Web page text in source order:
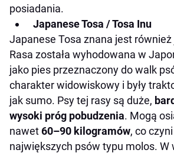
posiadania.
Japanese Tosa / Tosa Inu
Japanese Tosa znana jest również
Rasa została wyhodowana w
jako pies przeznaczony do walk
charakter widowiskowy i były
jak sumo. Psy tej rasy są duże,
wysoki próg pobudzenia. Mogą
nawet60–90 kilogramów, co
największych psów typu molos. W